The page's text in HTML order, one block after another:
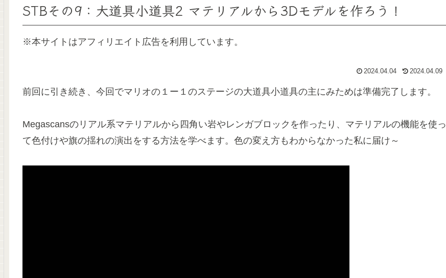
STBその9：大道具小道具2 マテリアルから3Dモデルを作ろう！
※本サイトはアフィリエイト広告を利用しています。
2024.04.04 2024.04.09
前回に引き続き、今回でマリオの１ー１のステージの大道具小道具の主にみためは準備完了します。
Megascansのリアル系マテリアルから四角い岩やレンガブロックを作ったり、マテリアルの機能を使っ
て色付けや旗の揺れの演出をする方法を学べます。色の変え方もわからなかった私に届け～